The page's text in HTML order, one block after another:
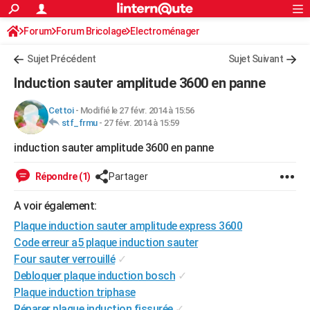
ACTUALITÉS
Politique
Société
Faits Divers
Education
Monde
Villes
+
FINANCE
Retraite
Impôts
Epargne
Immobilier
Risques naturels par ville
Banque
Assurance
Crédit
AUTO
Essais
Réserver un essai
Citadines
Berlines
SUV
Forum auto
+
Mobiles
Meilleur smartphone
Internet
Ordinateurs
Jeux vidéo
Guide high-tech
BRICOLAGE
Forum
Aménagement intérieur
Extérieur
Cuisine
Salle de bains
Jardinage
Rangement
WEEK-END
Guides de France
Escapades
Patrimoine
Expositions
Musées
Week-end nature
+LIFESTYLE
Art de vivre
Bien-être
Loisirs
Mode
Modes de vie
SANTE
Alimentation
Guide de la santé
Maladies
Médicaments
Sommeil
VOYAGE
S'inscrire
Connexion
Forum Forum Bricolage Electroménager
Sujet Précédent Sujet Suivant
Induction sauter amplitude 3600 en panne
Cettoi- Modifié le 27 févr. 2014 à 15:56
stf_frmu- 27 févr. 2014 à 15:59
induction sauter amplitude 3600 en panne
Répondre (1) Partager
A voir également:
Plaque induction sauter amplitude express 3600
Code erreur a5 plaque induction sauter
Four sauter verrouillé ✓
Debloquer plaque induction bosch ✓
Plaque induction triphase